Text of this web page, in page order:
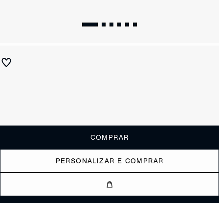
COMPRAR
PERSONALIZAR E COMPRAR